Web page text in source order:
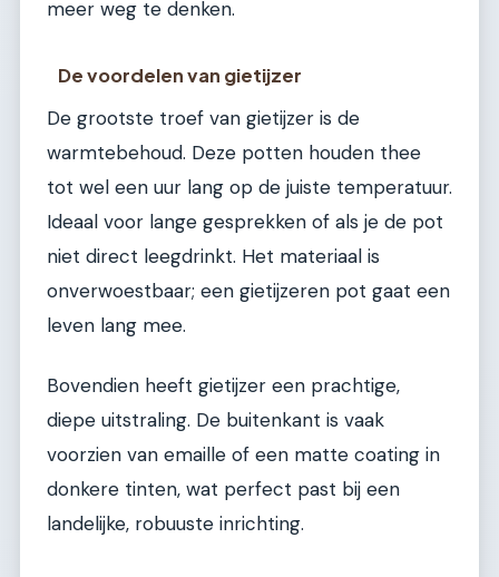
meer weg te denken.
De voordelen van gietijzer
De grootste troef van gietijzer is de
warmtebehoud. Deze potten houden thee
tot wel een uur lang op de juiste temperatuur.
Ideaal voor lange gesprekken of als je de pot
niet direct leegdrinkt. Het materiaal is
onverwoestbaar; een gietijzeren pot gaat een
leven lang mee.
Bovendien heeft gietijzer een prachtige,
diepe uitstraling. De buitenkant is vaak
voorzien van emaille of een matte coating in
donkere tinten, wat perfect past bij een
landelijke, robuuste inrichting.